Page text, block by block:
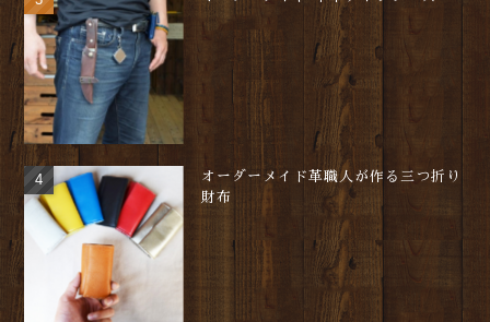
オーダーメイド革職人が作る三つ折り
財布